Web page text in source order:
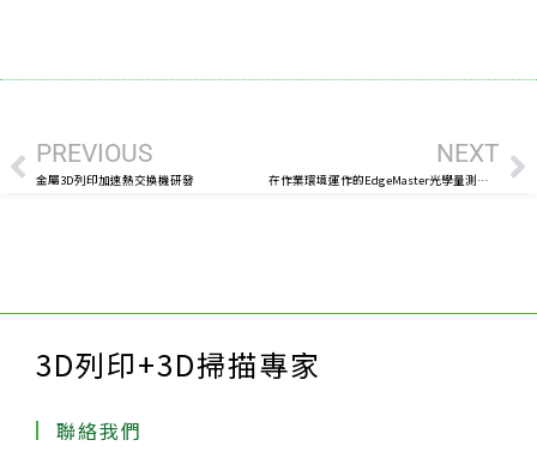
上一頁
PREVIOUS
金屬3D列印加速熱交換機研發
NEXT
在作業環境運作的EdgeMaster光學量測系統
3D列印+3D掃描專家
聯絡我們